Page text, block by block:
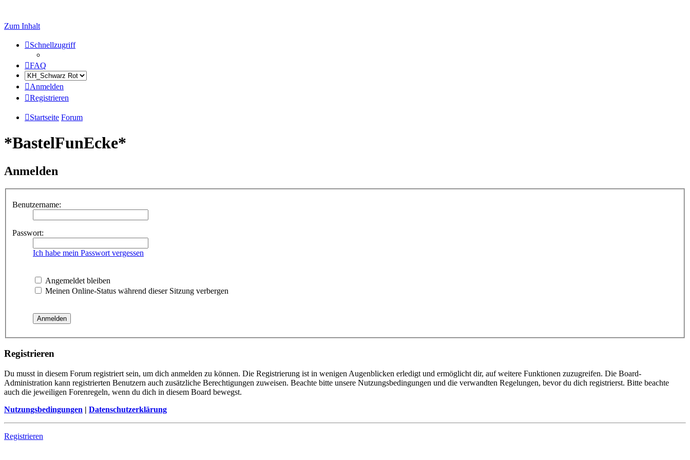
Zum Inhalt
Schnellzugriff
FAQ
Anmelden
Registrieren
Startseite Forum
*BastelFunEcke*
Anmelden
Benutzername:
Passwort:
Ich habe mein Passwort vergessen
Angemeldet bleiben
Meinen Online-Status während dieser Sitzung verbergen
Registrieren
Du musst in diesem Forum registriert sein, um dich anmelden zu können. Die Registrierung ist in wenigen Augenblicken erledigt und ermöglicht dir, auf weitere Funktionen zuzugreifen. Die Board-
Administration kann registrierten Benutzern auch zusätzliche Berechtigungen zuweisen. Beachte bitte unsere Nutzungsbedingungen und die verwandten Regelungen, bevor du dich registrierst. Bitte beachte
auch die jeweiligen Forenregeln, wenn du dich in diesem Board bewegst.
Nutzungsbedingungen | Datenschutzerklärung
Registrieren